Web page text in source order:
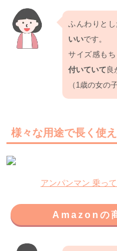
ふんわりとし
いいです。
サイズ感もち
付いていて 良
（1歳の女の
様々な用途で長く使
アンパンマン 乗っ
Amazonの